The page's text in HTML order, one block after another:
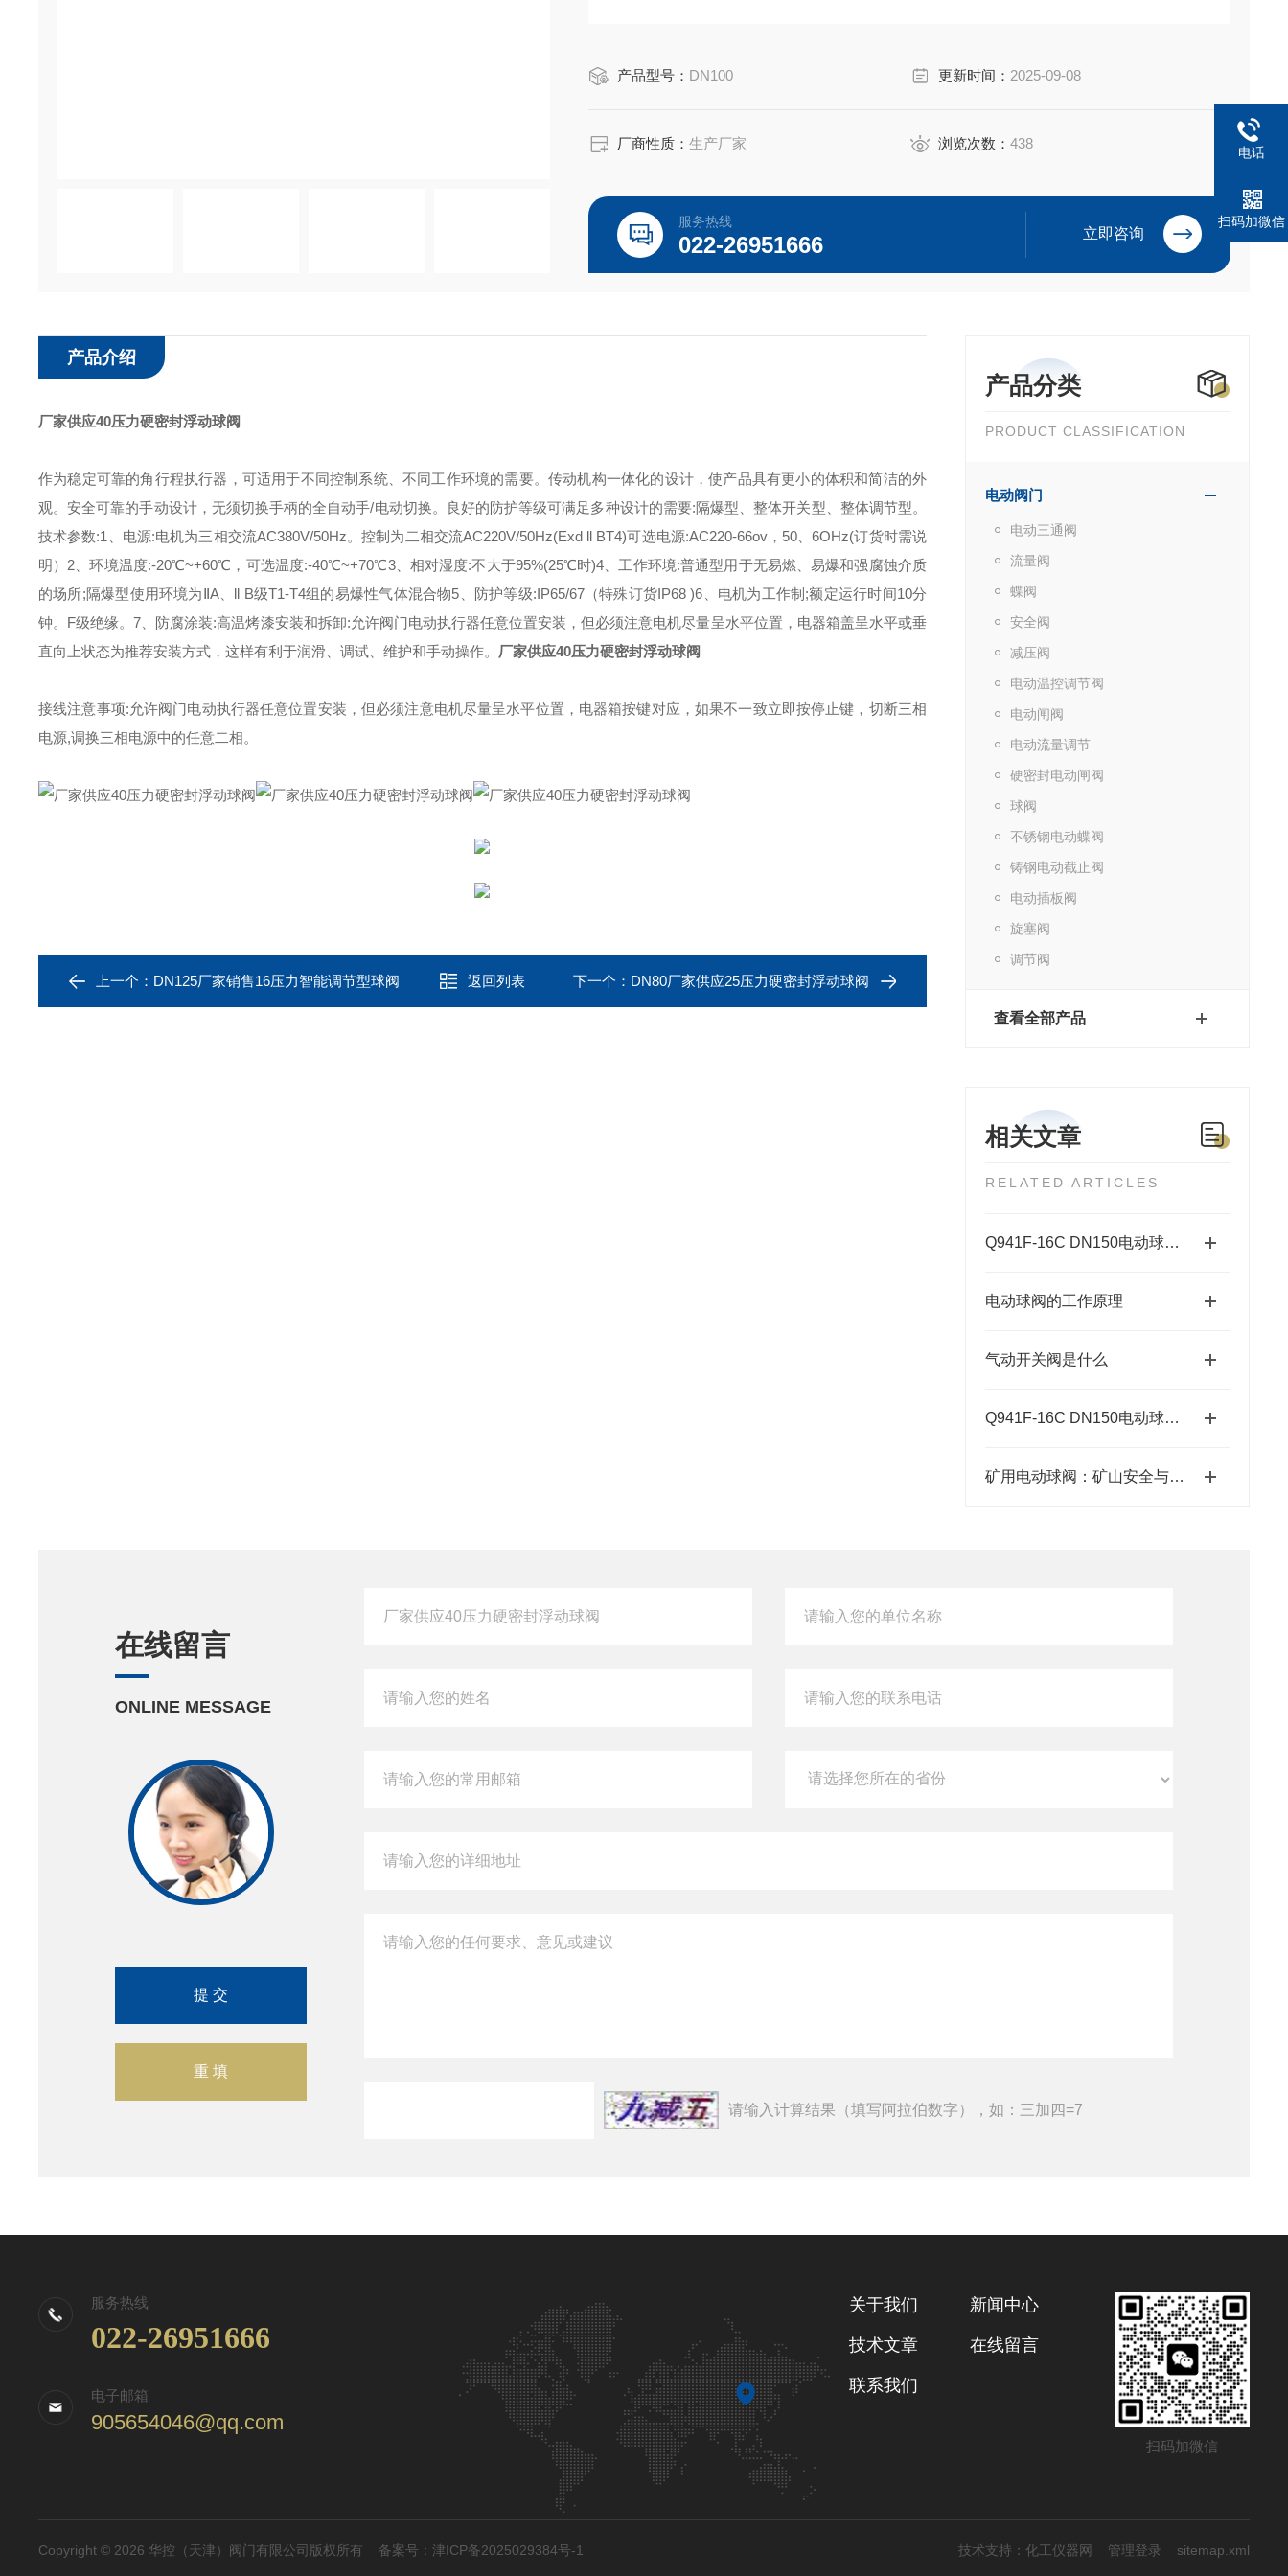
产品型号： DN100 更新时间： 2025-09-08
厂商性质：生产厂家 浏览次数：438
服务热线
022-26951666 立即咨询
产品分类
PRODUCT CLASSIFICATION
电动阀门
电动三通阀
流量阀
蝶阀
安全阀
减压阀
电动温控调节阀
电动闸阀
电动流量调节
硬密封电动闸阀
球阀
不锈钢电动蝶阀
铸钢电动截止阀
电动插板阀
旋塞阀
调节阀
查看全部产品
相关文章
RELATED ARTICLES
Q941F-16C DN150电动球阀安装指南
电动球阀的工作原理
气动开关阀是什么
Q941F-16C DN150电动球阀的参数
矿用电动球阀：矿山安全与自动化控制的关键执行器
产品介绍
厂家供应40压力硬密封浮动球阀
作为稳定可靠的角行程执行器，可适用于不同控制系统、不同工作环境的需要。 传动机构一体化的设计，使产品具有更小的体积和简洁的外
观。安全可靠的手动设计，无须切换手柄的全自动手/电动切换。良好的防护等级可满足多种设计的需要:隔爆型、整体开关型、整体调节型。
技术参数:1、电源:电机为三相交流AC380V/50Hz。控制为二相交流AC220V/50Hz(Exd ll BT4)可选电源:AC220-66ov，50、6OHz(订货时需说
明） 2、环境温度:-20℃~+60℃，可选温度:-40℃~+70℃3、相对湿度:不大于95%(25℃时)4、工作环境:普通型用于无易燃、易爆和强腐蚀介质
的场所;隔爆型使用环境为ⅡA、ll B级T1-T4组的易爆性气体混合物5、防护等级:IP65/67（特殊订货IP68 )6、电机为工作制;额定运行时间10分
钟。F级绝缘。7、防腐涂装:高温烤漆安装和拆卸:允许阀门电动执行器任意位置安装，但必须注意电机尽量呈水平位置，电器箱盖呈水平或垂
直向上状态为推荐安装方式，这样有利于润滑、调试、维护和手动操作。 厂家供应40压力硬密封浮动球阀
接线注意事项:允许阀门电动执行器任意位置安装，但必须注意电机尽量呈水平位置，电器箱按键对应，如果不一致立即按停止键，切断三相
电源,调换三相电源中的任意二相。
上一个： DN125厂家销售16压力智能调节型球阀 返回列表 下一个： DN80厂家供应25压力硬密封浮动球阀
在线留言
ONLINE MESSAGE
请输入计算结果（填写阿拉伯数字），如：三加四=7
服务热线
022-26951666
电子邮箱
905654046@qq.com
扫码加微信
关于我们 新闻中心
技术文章 在线留言
联系我们
Copyright © 2026 华控（天津）阀门有限公司版权所有 备案号：津ICP备2025029384号-1 技术支持： 化工仪器网 管理登录 sitemap.xml
电话
扫码加微信